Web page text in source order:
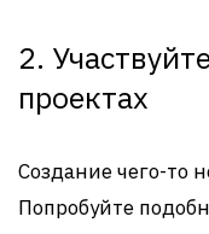
2.
проектах
Создание чего-то
Попробуйте